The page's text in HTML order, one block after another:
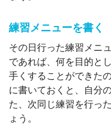
練習メニューを書く
その日行った練習メニ
であれば、何を目的と
手くすることができた
に書いておくと、自分
た、次同じ練習を行っ
ょう。